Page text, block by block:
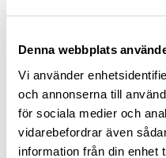
Denna webbplats
Vi använder
och annonserna till
för sociala medier och
vidarebefordrar även
information från din enhet
TUMSTOCK 59, 2,4
METER